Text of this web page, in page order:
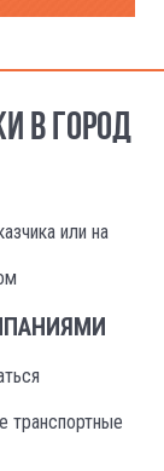
В ГОРОД
или на
транспортные